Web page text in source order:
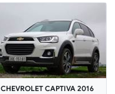
CHEVROLET CAPTIVA 2016